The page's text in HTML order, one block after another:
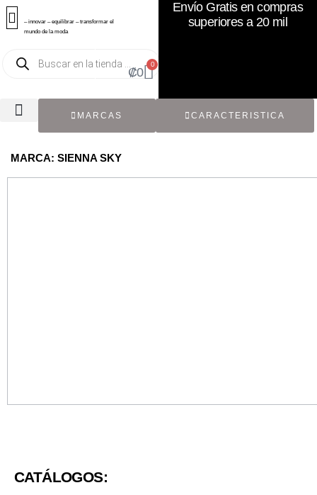
– innovar – equilibrar – transformar el
mundo de la moda
₡0
0
Envío Gratis en compras
superiores a 20 mil
MARCAS CARACTERISTICA
MARCA: SIENNA SKY
CATÁLOGOS: